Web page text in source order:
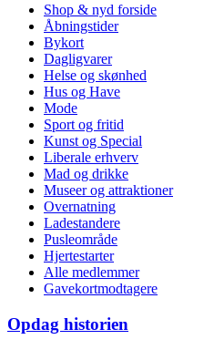
Shop & nyd forside
Åbningstider
Bykort
Dagligvarer
Helse og skønhed
Hus og Have
Mode
Sport og fritid
Kunst og Special
Liberale erhverv
Mad og drikke
Museer og attraktioner
Overnatning
Ladestandere
Pusleområde
Hjertestarter
Alle medlemmer
Gavekortmodtagere
Opdag historien